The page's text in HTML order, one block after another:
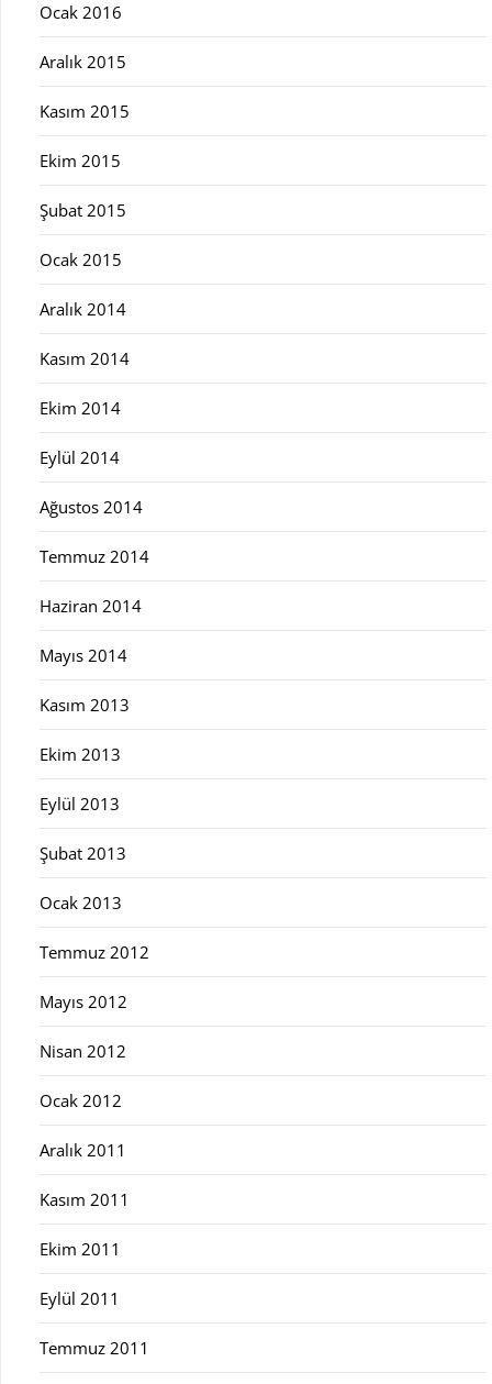
Ocak 2016
Aralık 2015
Kasım 2015
Ekim 2015
Şubat 2015
Ocak 2015
Aralık 2014
Kasım 2014
Ekim 2014
Eylül 2014
Ağustos 2014
Temmuz 2014
Haziran 2014
Mayıs 2014
Kasım 2013
Ekim 2013
Eylül 2013
Şubat 2013
Ocak 2013
Temmuz 2012
Mayıs 2012
Nisan 2012
Ocak 2012
Aralık 2011
Kasım 2011
Ekim 2011
Eylül 2011
Temmuz 2011